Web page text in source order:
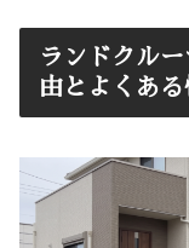
ランドクル
由とよくある